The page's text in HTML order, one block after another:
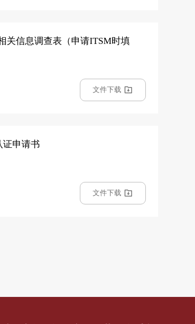
关信息调查表（申请ITSM时填
文件下载
证申请书
文件下载